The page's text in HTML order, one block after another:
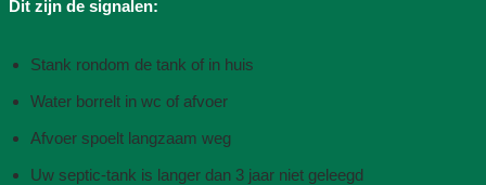
Dit zijn de signalen:
Stank rondom de tank of in huis
Water borrelt in wc of afvoer
Afvoer spoelt langzaam weg
Uw septic-tank is langer dan 3 jaar niet geleegd